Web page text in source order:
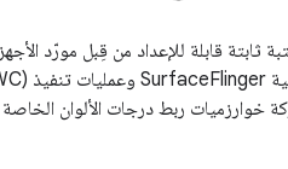
خوارزميات ربط درجات الألوان